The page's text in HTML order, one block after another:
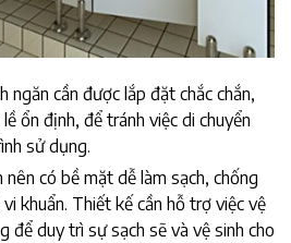
ngăn cần được lắp đặt chắc chắn,
ổn định, để tránh việc di chuyển
sử dụng.
nên có bề mặt dễ làm sạch, chống
khuẩn. Thiết kế cần hỗ trợ việc vệ
để duy trì sự sạch sẽ và vệ sinh cho